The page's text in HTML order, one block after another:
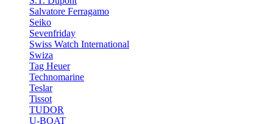
Salvatore Ferragamo
Seiko
Sevenfriday
Swiss Watch International
Swiza
Tag Heuer
Technomarine
Teslar
Tissot
TUDOR
U-BOAT